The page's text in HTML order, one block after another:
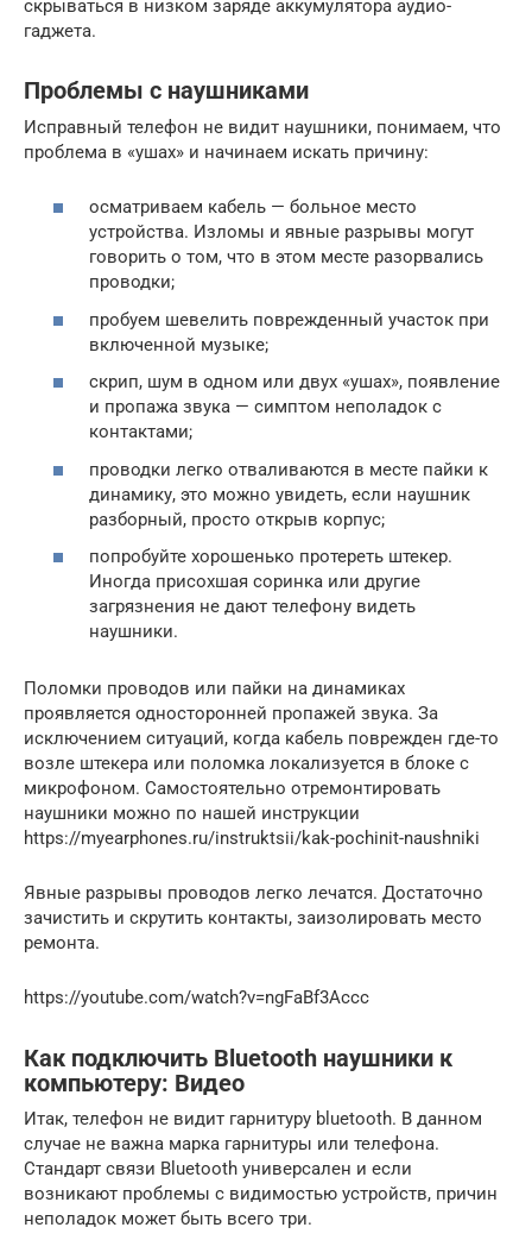
скрываться в низком заряде аккумулятора аудио-
гаджета.
Проблемы с наушниками
Исправный телефон не видит наушники, понимаем, что
проблема в «ушах» и начинаем искать причину:
осматриваем кабель — больное место
устройства. Изломы и явные разрывы могут
говорить о том, что в этом месте разорвались
проводки;
пробуем шевелить поврежденный участок при
включенной музыке;
скрип, шум в одном или двух «ушах», появление
и пропажа звука — симптом неполадок с
контактами;
проводки легко отваливаются в месте пайки к
динамику, это можно увидеть, если наушник
разборный, просто открыв корпус;
попробуйте хорошенько протереть штекер.
Иногда присохшая соринка или другие
загрязнения не дают телефону видеть
наушники.
Поломки проводов или пайки на динамиках
проявляется односторонней пропажей звука. За
исключением ситуаций, когда кабель поврежден где-то
возле штекера или поломка локализуется в блоке с
микрофоном. Самостоятельно отремонтировать
наушники можно по нашей инструкции
https://myearphones.ru/instruktsii/kak-pochinit-naushniki
Явные разрывы проводов легко лечатся. Достаточно
зачистить и скрутить контакты, заизолировать место
ремонта.
https://youtube.com/watch?v=ngFaBf3Accc
Как подключить Bluetooth наушники к
компьютеру: Видео
Итак, телефон не видит гарнитуру bluetooth. В данном
случае не важна марка гарнитуры или телефона.
Стандарт связи Bluetooth универсален и если
возникают проблемы с видимостью устройств, причин
неполадок может быть всего три.